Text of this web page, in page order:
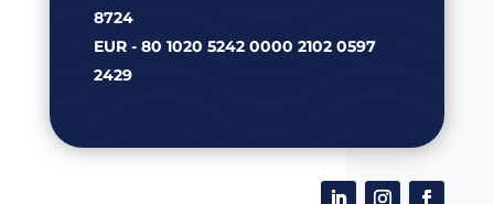
8724
EUR - 80 1020 5242 0000 2102 0597
2429